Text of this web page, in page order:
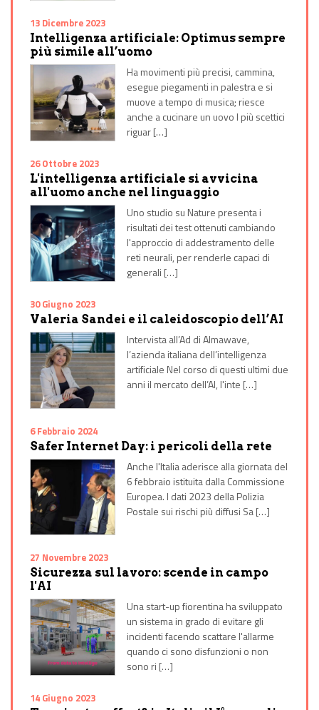
13 Dicembre 2023
Intelligenza artificiale: Optimus sempre
più simile all’uomo
Ha movimenti più precisi, cammina,
esegue piegamenti in palestra e si
muove a tempo di musica; riesce
anche a cucinare un uovo I più scettici
riguar […]
26 Ottobre 2023
L'intelligenza artificiale si avvicina
all'uomo anche nel linguaggio
Uno studio su Nature presenta i
risultati dei test ottenuti cambiando
l'approccio di addestramento delle
reti neurali, per renderle capaci di
generali […]
30 Giugno 2023
Valeria Sandei e il caleidoscopio dell’AI
Intervista all’Ad di Almawave,
l’azienda italiana dell’intelligenza
artificiale Nel corso di questi ultimi due
anni il mercato dell’AI, l'inte […]
6 Febbraio 2024
Safer Internet Day: i pericoli della rete
Anche l'Italia aderisce alla giornata del
6 febbraio istituita dalla Commissione
Europea. I dati 2023 della Polizia
Postale sui rischi più diffusi Sa […]
27 Novembre 2023
Sicurezza sul lavoro: scende in campo
l'AI
Una start-up fiorentina ha sviluppato
un sistema in grado di evitare gli
incidenti facendo scattare l'allarme
quando ci sono disfunzioni o non
sono ri […]
14 Giugno 2023